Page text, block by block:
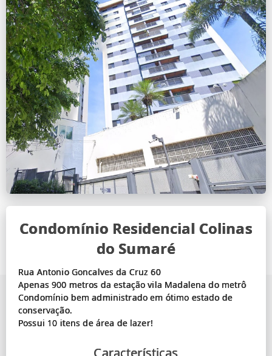
Condomínio Residencial Colinas
do Sumaré
Rua Antonio Goncalves da Cruz 60
Apenas 900 metros da estação vila Madalena do metrô
Condomínio bem administrado em ótimo estado de
conservação.
Características